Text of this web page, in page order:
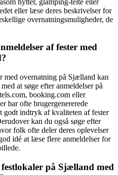
eller læse deres beskrivelser for
overnatningsmuligheder, de
af fester med
med overnatning på Sjælland kan
at søge efter anmeldelser på
booking.com eller
har ofte brugergenererede
godt indtryk af kvaliteten af fester
kan du også søge efter
folk ofte deler deres oplevelser
idé at læse flere anmeldelser for
på Sjælland med